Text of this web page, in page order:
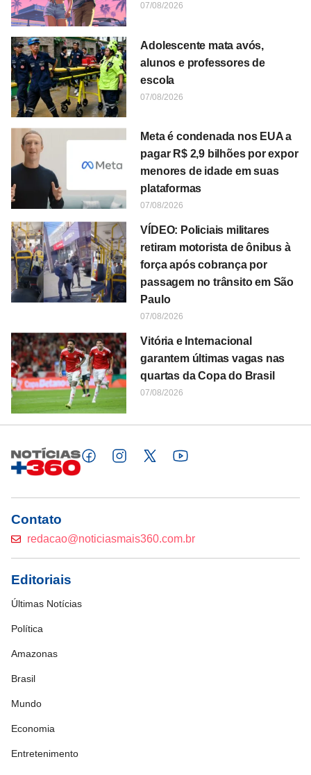
07/08/2026
Adolescente mata avós,
alunos e professores de
escola
07/08/2026
Meta é condenada nos EUA a
pagar R$ 2,9 bilhões por expor
menores de idade em suas
plataformas
07/08/2026
VÍDEO: Policiais militares
retiram motorista de ônibus à
força após cobrança por
passagem no trânsito em São
Paulo
07/08/2026
Vitória e Internacional
garantem últimas vagas nas
quartas da Copa do Brasil
07/08/2026
Contato
redacao@noticiasmais360.com.br
Editoriais
Últimas Notícias
Política
Amazonas
Brasil
Mundo
Economia
Entretenimento